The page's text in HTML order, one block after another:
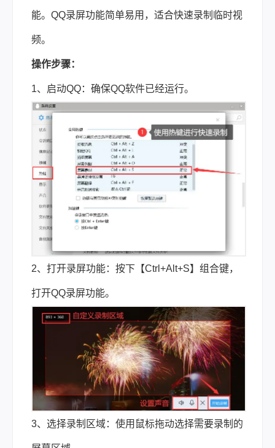
能。QQ录屏功能简单易用，适合快速录制临时视
频。
操作步骤：
1、启动QQ：确保QQ软件已经运行。
2、打开录屏功能：按下【Ctrl+Alt+S】组合键，
打开QQ录屏功能。
3、选择录制区域：使用鼠标拖动选择需要录制的